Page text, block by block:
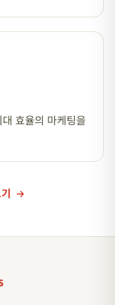
효율의 마케팅을